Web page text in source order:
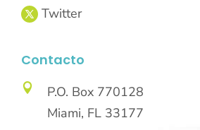
Contacto

P.O. Box 770128
Miami, FL 33177